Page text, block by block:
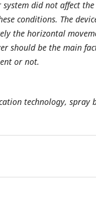
did not affect
conditions. The
the horizontal
should be the main
or not.
technology, spray